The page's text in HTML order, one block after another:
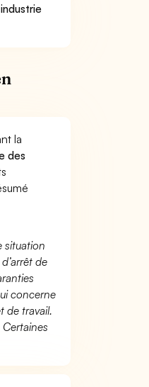
la
des
situation
de
concerne
de travail.